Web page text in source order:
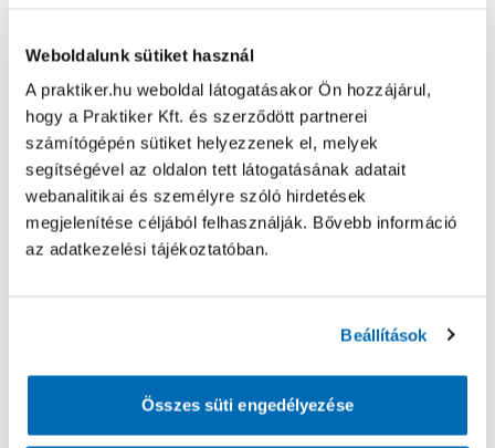
Weboldalunk sütiket használ
A praktiker.hu weboldal látogatásakor Ön hozzájárul,
hogy a Praktiker Kft. és szerződött partnerei
számítógépén sütiket helyezzenek el, melyek
segítségével az oldalon tett látogatásának adatait
webanalitikai és személyre szóló hirdetések
megjelenítése céljából felhasználják. Bővebb információ
az adatkezelési tájékoztatóban.
Beállítások
Összes süti engedélyezése
Oldal újratöltése